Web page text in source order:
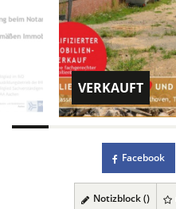
VERKAUFT
Facebook
Notizblock ()